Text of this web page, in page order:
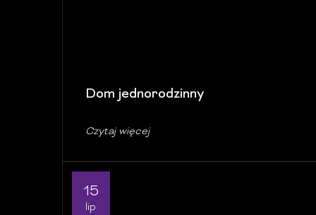
Dom jednorodzinny
Czytaj więcej
15
lip